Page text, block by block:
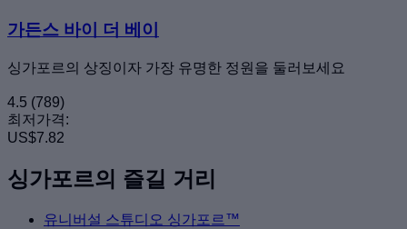
가든스 바이 더 베이
싱가포르의 상징이자 가장 유명한 정원을 둘러보세요
4.5 (789)
최저가격:
US$7.82
싱가포르의 즐길 거리
유니버설 스튜디오 싱가포르™